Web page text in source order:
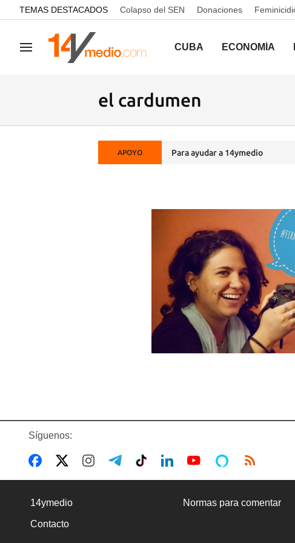
common.go-to-content
TEMAS DESTACADOS Colapso del SEN Donaciones
Navegación CUBA ECONOMÍA
el cardumen
APOYO Para ayudar a 14ymedio
Síguenos:
14ymedio Normas para comentar
Contacto